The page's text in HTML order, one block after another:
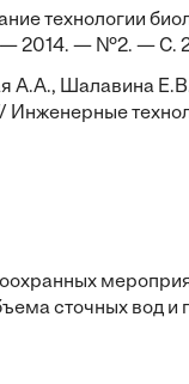
технологии
— 2014. — №2. — С.
Шалавина Е.В.
Инженерные
сточных вод и